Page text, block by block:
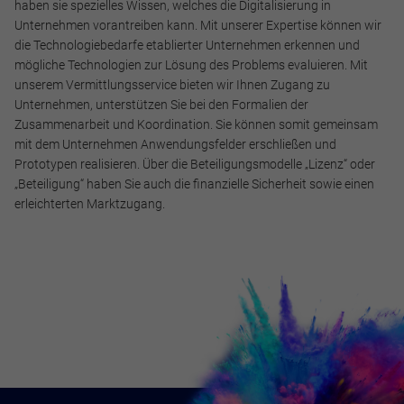
haben sie spezielles Wissen, welches die Digitalisierung in
Unternehmen vorantreiben kann. Mit unserer Expertise können wir
die Technologiebedarfe etablierter Unternehmen erkennen und
mögliche Technologien zur Lösung des Problems evaluieren. Mit
unserem Vermittlungsservice bieten wir Ihnen Zugang zu
Unternehmen, unterstützen Sie bei den Formalien der
Zusammenarbeit und Koordination. Sie können somit gemeinsam
mit dem Unternehmen Anwendungsfelder erschließen und
Prototypen realisieren. Über die Beteiligungsmodelle „Lizenz“ oder
„Beteiligung“ haben Sie auch die finanzielle Sicherheit sowie einen
erleichterten Marktzugang.